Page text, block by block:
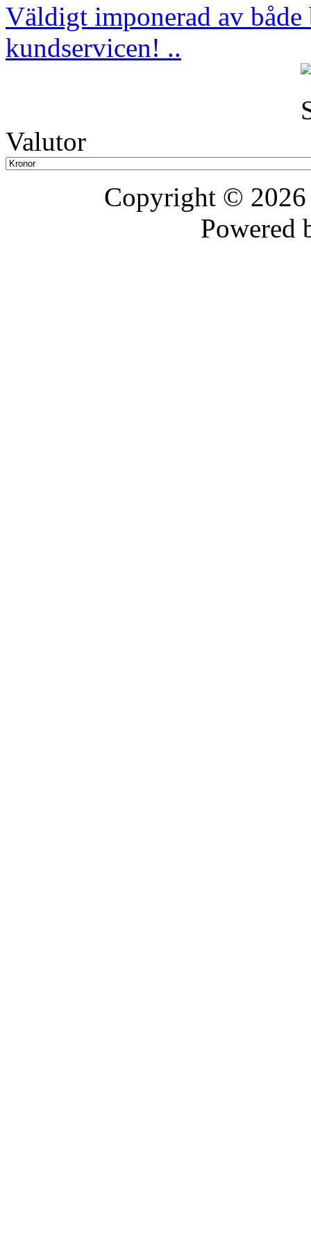
Väldigt imponerad av
kundservicen! ..
Valutor
Copyright ©
Powered